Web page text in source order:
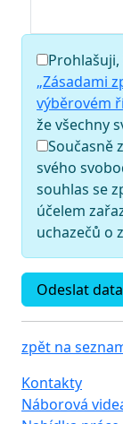
Prohlašuji,
„Zásadami
výběrovém
že všechny
Současně
svého
souhlas se
účelem
uchazečů o
Odeslat
zpět na
Kontakty
Náborová